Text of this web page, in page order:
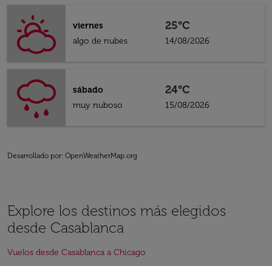
viernes
algo de nubes
25°C
14/08/2026
sábado
muy nuboso
24°C
15/08/2026
Desarrollado por: OpenWeatherMap.org
Explore los destinos más elegidos
desde Casablanca
Vuelos desde Casablanca a Chicago